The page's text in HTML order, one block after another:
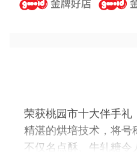
荣获桃园市十大伴手礼
精湛的烘培技术，将号
不仅名点酥、牛轧糖